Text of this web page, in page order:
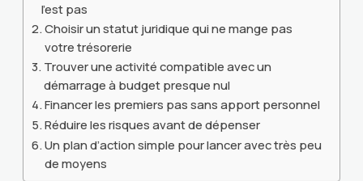
l’est pas
Choisir un statut juridique qui ne mange pas
votre trésorerie
Trouver une activité compatible avec un
démarrage à budget presque nul
Financer les premiers pas sans apport personnel
Réduire les risques avant de dépenser
Un plan d’action simple pour lancer avec très peu
de moyens